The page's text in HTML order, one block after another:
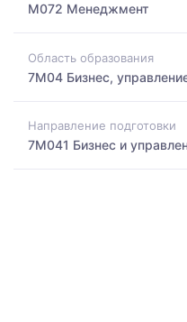
M072 Менеджмент
Область образования
7M04 Бизнес,
Направление подготовки
7M041 Бизнес и